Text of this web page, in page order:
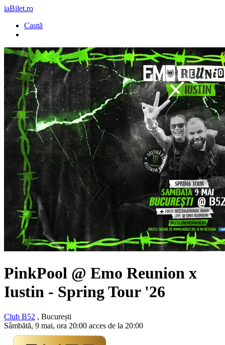
iaBilet.ro
Caută
PinkPool @ Emo Reunion x
Iustin - Spring Tour '26
Club B52 , București
Sâmbătă, 9 mai, ora 20:00 acces de la 20:00